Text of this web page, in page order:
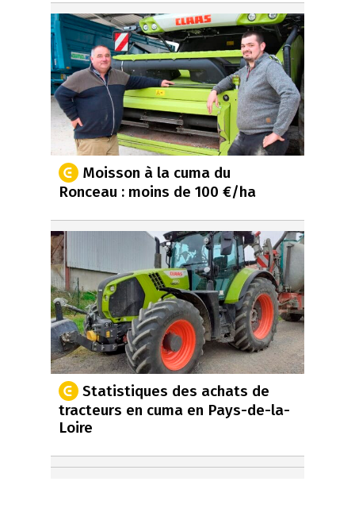
Moisson à la cuma du
Ronceau : moins de 100 €/ha
Statistiques des achats de
tracteurs en cuma en Pays-de-la-
Loire